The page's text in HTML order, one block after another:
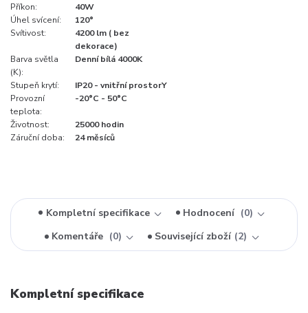
Příkon:
40W
Úhel svícení:
120°
Svítivost:
4200 lm ( bez
dekorace)
Barva světla
(K):
Denní bílá 4000K
Stupeň krytí:
IP20 - vnitřní prostorY
Provozní
teplota:
-20°C - 50°C
Životnost:
25000 hodin
Záruční doba:
24 měsíců
Kompletní specifikace Hodnocení
0
Komentáře
0 Související zboží 2
Kompletní specifikace